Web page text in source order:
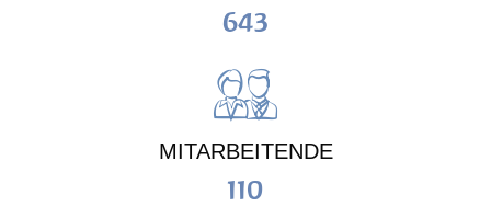
643
MITARBEITENDE
110